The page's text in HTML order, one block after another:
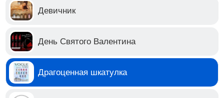
Девичник
День Святого Валентина
Драгоценная шкатулка